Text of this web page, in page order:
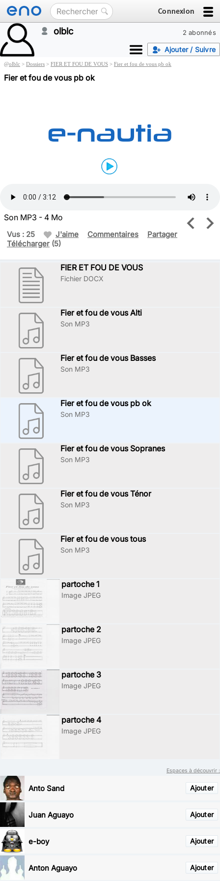
Connexion
2 abonnés
olblc
Ajouter / Suivre
@olblc > Dossiers > FIER ET FOU DE VOUS > Fier et fou de vous pb ok
Fier et fou de vous pb ok
Son MP3 - 4 Mo
Vus : 25 J'aime Commentaires
Partager
Télécharger (5)
FIER ET FOU DE VOUS
Fichier DOCX
Fier et fou de vous Alti
Son MP3
Fier et fou de vous Basses
Son MP3
Fier et fou de vous pb ok
Son MP3
Fier et fou de vous Sopranes
Son MP3
Fier et fou de vous Ténor
Son MP3
Fier et fou de vous tous
Son MP3
partoche 1
Image JPEG
partoche 2
Image JPEG
partoche 3
Image JPEG
partoche 4
Image JPEG
Espaces à découvrir :
Ajouter
Anto Sand
Ajouter
Juan Aguayo
Ajouter
e-boy
Ajouter
Anton Aguayo